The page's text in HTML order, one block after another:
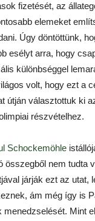
fizetését, az
elemeket
Úgy döntöttünk,
esélyt arra, hogy
különbséggel
volt, hogy ezt a
útján választottuk ki
részvételhez.
Schockemöhle
összegből nem tudta
járják ezt az utat,
ám még így is
menedzselését. Mint